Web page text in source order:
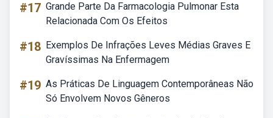
#17 Grande Parte Da Farmacologia Pulmonar Esta
Relacionada Com Os Efeitos
#18 Exemplos De Infrações Leves Médias Graves E
Gravíssimas Na Enfermagem
#19 As Práticas De Linguagem Contemporâneas Não
Só Envolvem Novos Gêneros